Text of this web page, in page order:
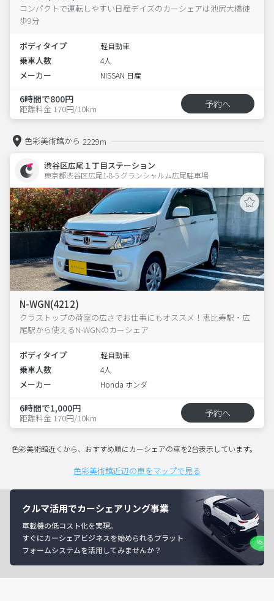
コンパクトで運転しやすい日産デイズのカーシェアは池尻大橋徒
歩9分
ボディタイプ 軽自動車
乗車人数 4人
メーカー NISSAN 日産
6時間で800円
距離料金 170円/10km 予約へ
色彩美術館から 2229m
渋谷区広尾１丁目ステーション
東京都渋谷区広尾1-8-5 グランシャルム広尾駐車場
N-WGN(4212)
クラストップの荷室の広さでお仕事にもオススメ！恵比寿駅・広
尾駅から使えるN-WGNのカーシェア
ボディタイプ 軽自動車
乗車人数 4人
メーカー Honda ホンダ
6時間で1,000円
距離料金 170円/10km 予約へ
色彩美術館近くから、おすすめ順にカーシェアの車を2台表示しています。
色彩美術館近辺の車をマップで見る
クルマ活用でカーシェアリング事業
車載機の低コスト化を実現。
すぐにカーシェアビジネスを始められるプラット
フォームシステムを活用してみませんか？